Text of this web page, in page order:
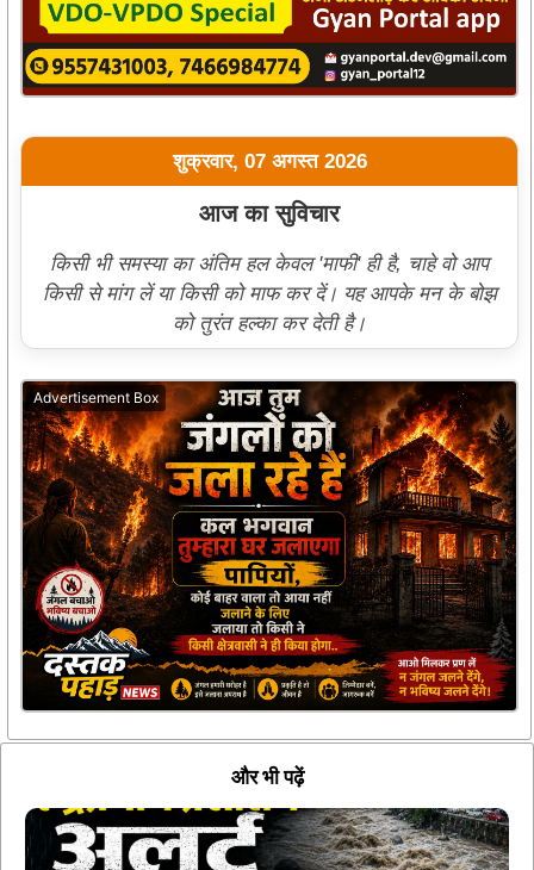
शुक्रवार, 07 अगस्त 2026
आज का सुविचार
किसी भी समस्या का अंतिम हल केवल 'माफी' ही है, चाहे वो आप
किसी से मांग लें या किसी को माफ कर दें। यह आपके मन के बोझ
को तुरंत हल्का कर देती है।
Advertisement Box
और भी पढ़ें